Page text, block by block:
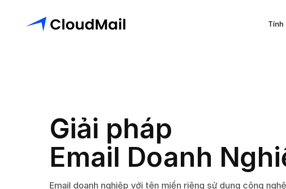
Tính
Giải pháp
Email Doanh
Email doanh nghiệp với tên miền riêng sử dụng công